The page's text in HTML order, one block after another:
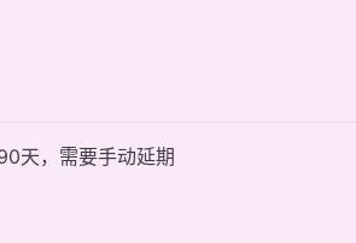
天，需要手动延期